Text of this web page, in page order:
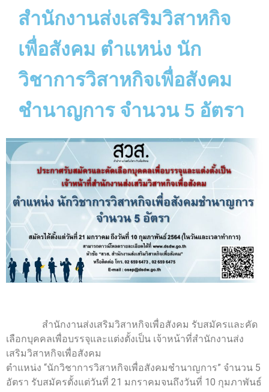
สำนักงานส่งเสริมวิสาหกิจ
เพื่อสังคม ตำแหน่ง นัก
วิชาการวิสาหกิจเพื่อสังคม
ชำนาญการ จำนวน 5 อัตรา
สำนักงานส่งเสริมวิสาหกิจเพื่อสังคม รับสมัครและคัด
เลือกบุคคลเพื่อบรรจุและแต่งตั้งเป็น เจ้าหน้าที่สำนักงานส่ง
เสริมวิสาหกิจเพื่อสังคม
ตำแหน่ง “นักวิชาการวิสาหกิจเพื่อสังคมชำนาญการ” จำนวน 5
อัตรา รับสมัครตั้งแต่วันที่ 21 มกราคมจนถึงวันที่ 10 กุมภาพันธ์